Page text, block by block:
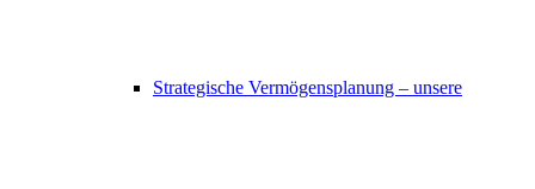
Strategische Vermögensplanung – unsere